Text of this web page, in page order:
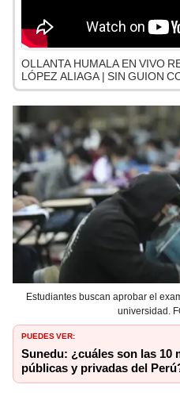
OLLANTA HUMALA EN VIVO
LÓPEZ ALIAGA | SIN GUION
Estudiantes buscan aprobar el
universidad.
PUEDES VER:
Sunedu: ¿cuáles son las 10
públicas y privadas del